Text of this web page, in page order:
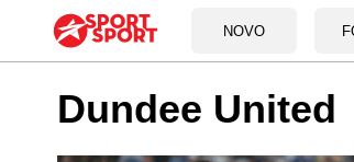
NOVO
Dundee United